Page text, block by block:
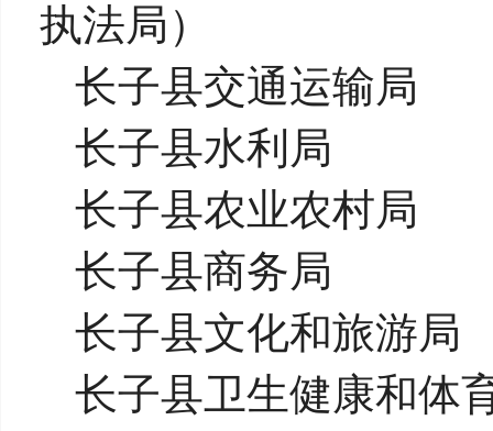
执法局）
长子县交通运输局
长子县水利局
长子县农业农村局
长子县商务局
长子县文化和旅游局
长子县卫生健康和体